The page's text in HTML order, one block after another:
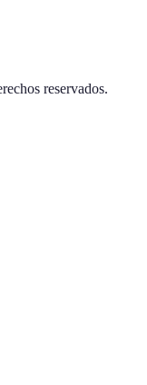
reservados.